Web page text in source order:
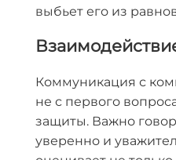
выбьет его из
Коммуникация с
не с первого
защиты. Важно
уверенно и